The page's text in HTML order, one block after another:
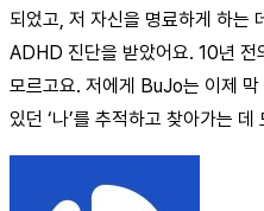
되었고, 저 자신을 명료하게 하는
ADHD 진단을 받았어요. 10년 전
모르고요. 저에게 BuJo는 이제
있던 ‘나’를 추적하고 찾아가는